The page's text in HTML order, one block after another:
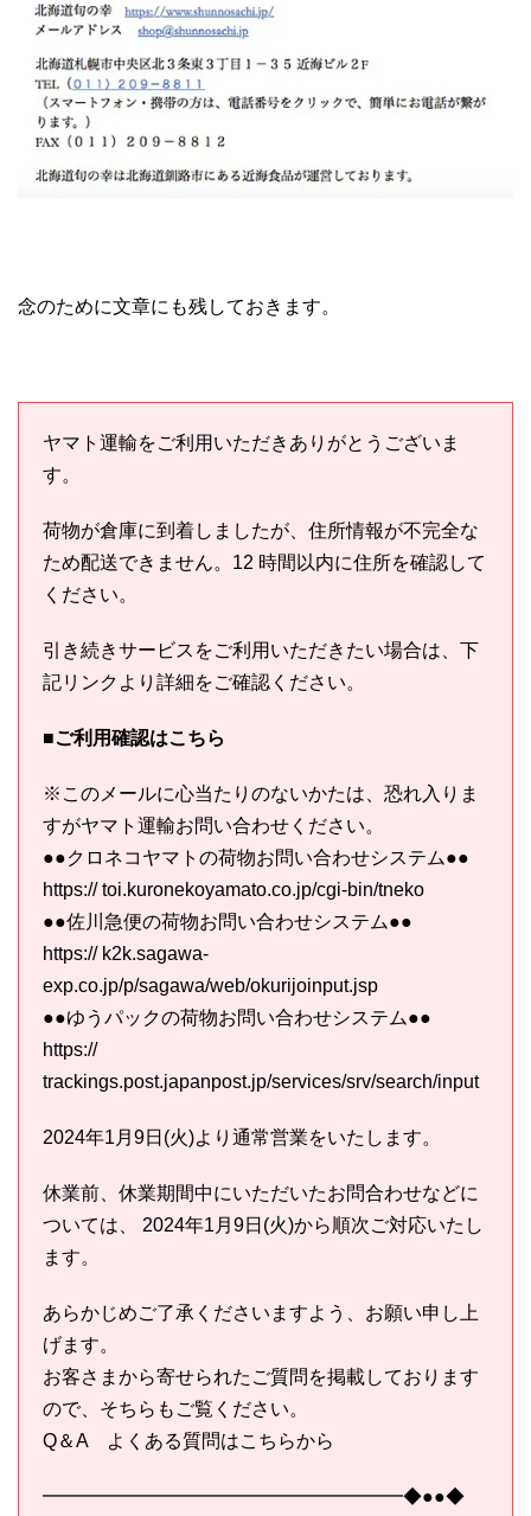
念のために文章にも残しておきます。
ヤマト運輸をご利用いただきありがとうございま
す。
荷物が倉庫に到着しましたが、住所情報が不完全な
ため配送できません。12 時間以内に住所を確認して
ください。
引き続きサービスをご利用いただきたい場合は、下
記リンクより詳細をご確認ください。
■ご利用確認はこちら
※このメールに心当たりのないかたは、恐れ入りま
すがヤマト運輸お問い合わせください。
●●クロネコヤマトの荷物お問い合わせシステム●●
https:// toi.kuronekoyamato.co.jp/cgi-bin/tneko
●●佐川急便の荷物お問い合わせシステム●●
https:// k2k.sagawa-
exp.co.jp/p/sagawa/web/okurijoinput.jsp
●●ゆうパックの荷物お問い合わせシステム●●
https://
trackings.post.japanpost.jp/services/srv/search/input
2024年1月9日(火)より通常営業をいたします。
休業前、休業期間中にいただいたお問合わせなどに
ついては、 2024年1月9日(火)から順次ご対応いたし
ます。
あらかじめご了承くださいますよう、お願い申し上
げます。
お客さまから寄せられたご質問を掲載しております
ので、そちらもご覧ください。
Q＆A よくある質問はこちらから
━━━━━━━━━━━━━━━━━━━◆●●◆